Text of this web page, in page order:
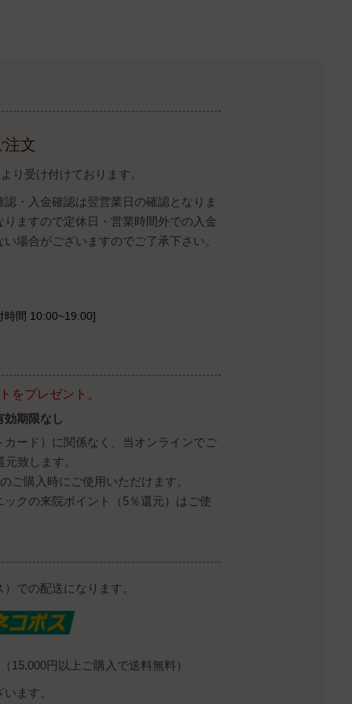
注文
り受け付けております。
・入金確認は翌営業日の確認となりま
ますので定休日・営業時間外での入金
場合がございますのでご了承下さい。
間 10:00~19:00]
をプレゼント。
期限なし
ード）に関係なく、当オンラインでご
致します。
ご購入時にご使用いただけます。
クの来院ポイント（5％還元）はご使
での配送になります。
15,000円以上ご購入で送料無料）
ます。